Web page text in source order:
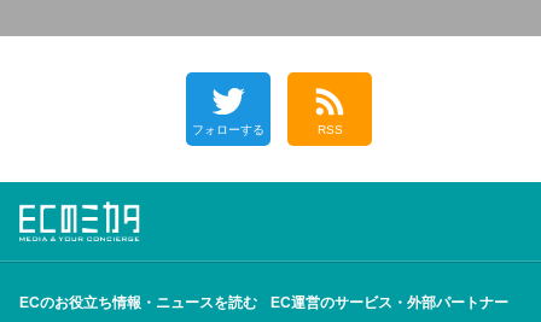
フォローする RSS
ECのお役立ち情報・ニュースを読む
EC運営のサービス・外部パートナー